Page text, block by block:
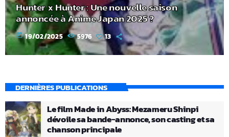
Hunter x Hunter : Une nouvelle saison
annoncée à Anime Japan 2025 ?
today 19/02/2025 5976 13
DERNIÈRES PUBLICATIONS
Le film Made in Abyss: Mezameru Shinpi
dévoile sa bande-annonce, son casting et sa
chanson principale